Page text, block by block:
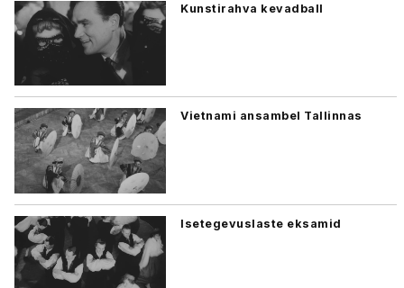
Kunstirahva kevadball
Vietnami ansambel Tallinnas
Isetegevuslaste eksamid